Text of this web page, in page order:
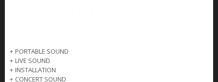
+ PORTABLE SOUND
+ LIVE SOUND
+ INSTALLATION
+ CONCERT SOUND